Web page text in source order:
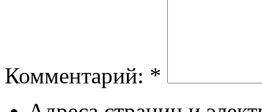
Комментарий: *